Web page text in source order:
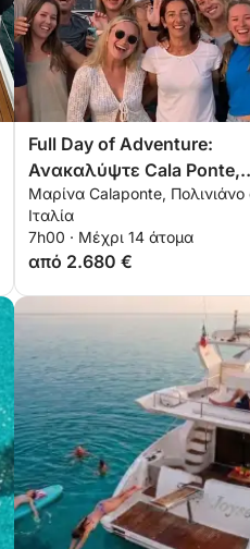
Full Day of Adventure:
Ανακαλύψτε Cala Ponte,
Polignano a Mare και
Μαρίνα Calaponte,
Ιταλία
7h00 · Μέχρι 14 άτομα
από 2.680 €